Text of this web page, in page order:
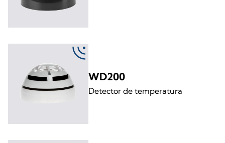
WD200
Detector de temperatura